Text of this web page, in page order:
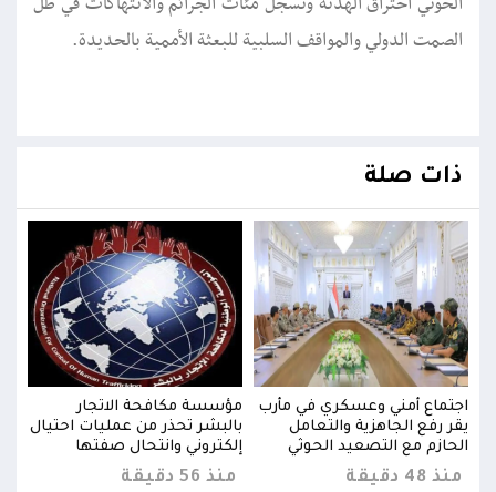
الصمت الدولي والمواقف السلبية للبعثة الأممية بالحديدة.
ذات صلة
اجتماع أمني وعسكري في مأرب
يقر رفع الجاهزية والتعامل
الحازم مع التصعيد الحوثي
منذ 48 دقيقة
مؤسسة مكافحة الاتجار
بالبشر تحذر من عمليات احتيال
إلكتروني وانتحال صفتها
منذ 56 دقيقة